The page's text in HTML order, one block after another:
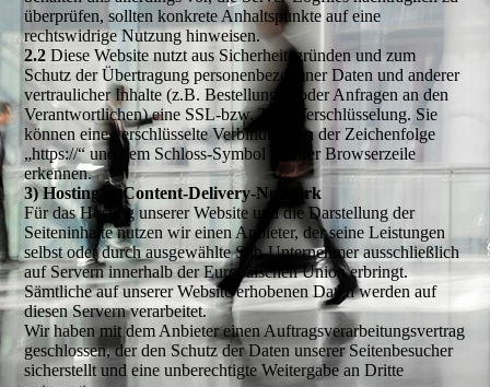
überprüfen, sollten konkrete Anhaltspunkte auf eine
rechtswidrige Nutzung hinweisen.
2.2 Diese Website nutzt aus Sicherheitsgründen und zum
Schutz der Übertragung personenbezogener Daten und anderer
vertraulicher Inhalte (z.B. Bestellungen oder Anfragen an den
Verantwortlichen) eine SSL-bzw. TLS-Verschlüsselung. Sie
können eine verschlüsselte Verbindung an der Zeichenfolge
„https://“ und dem Schloss-Symbol in Ihrer Browserzeile
erkennen.
3) Hosting & Content-Delivery-Network
Für das Hosting unserer Website und die Darstellung der
Seiteninhalte nutzen wir einen Anbieter, der seine Leistungen
selbst oder durch ausgewählte Sub-Unternehmer ausschließlich
auf Servern innerhalb der Europäischen Union erbringt.
Sämtliche auf unserer Website erhobenen Daten werden auf
diesen Servern verarbeitet.
Wir haben mit dem Anbieter einen Auftragsverarbeitungsvertrag
geschlossen, der den Schutz der Daten unserer Seitenbesucher
sicherstellt und eine unberechtigte Weitergabe an Dritte